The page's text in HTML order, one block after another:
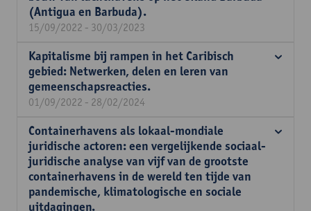
(Antigua en Barbuda).
15/09/2022 - 30/03/2023
Kapitalisme bij rampen in het Caribisch
gebied: Netwerken, delen en leren van
gemeenschapsreacties.
01/09/2022 - 28/02/2024
Containerhavens als lokaal-mondiale
juridische actoren: een vergelijkende sociaal-
juridische analyse van vijf van de grootste
containerhavens in de wereld ten tijde van
pandemische, klimatologische en sociale
uitdagingen.